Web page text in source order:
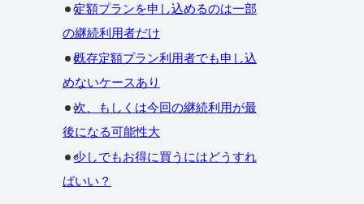
定額プランを申し込めるのは一部
の継続利用者だけ
既存定額プラン利用者でも申し込
めないケースあり
次、もしくは今回の継続利用が最
後になる可能性大
少しでもお得に買うにはどうすれ
ばいい？